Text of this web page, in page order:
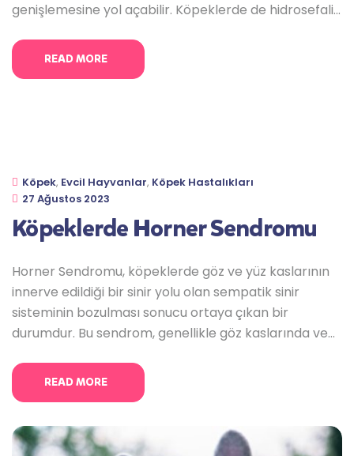
genişlemesine yol açabilir. Köpeklerde de hidrosefali
nedenleri ve belirtileri: Hidrosefalinin belirtileri,
genellikle beyin basıncının artması nedeniyle ortaya
READ MORE
Köpeklerde Horner Sendromu
Köpek, Evcil Hayvanlar, Köpek Hastalıkları
27 Ağustos 2023
Horner Sendromu, köpeklerde göz ve yüz kaslarının
innerve edildiği bir sinir yolu olan sempatik sinir
sisteminin bozulması sonucu ortaya çıkan bir
durumdur. Bu sendrom, genellikle göz kaslarında ve
Sendromu’nun belirtileri şunlar olabilir: Horner
Sendromu, sempatik sinir yolu üzerindeki bir hasar
READ MORE